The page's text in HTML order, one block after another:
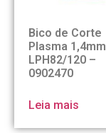
Bico de Corte
Plasma 1,4mm
LPH82/120 –
0902470
Leia mais